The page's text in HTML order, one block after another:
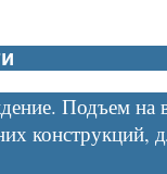
Подъем на
конструкций,